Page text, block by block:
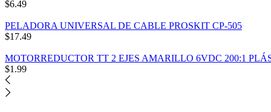
$6.49
PELADORA UNIVERSAL DE CABLE PROSKIT CP-505
$17.49
MOTORREDUCTOR TT 2 EJES AMARILLO 6VDC 200:1
$1.99